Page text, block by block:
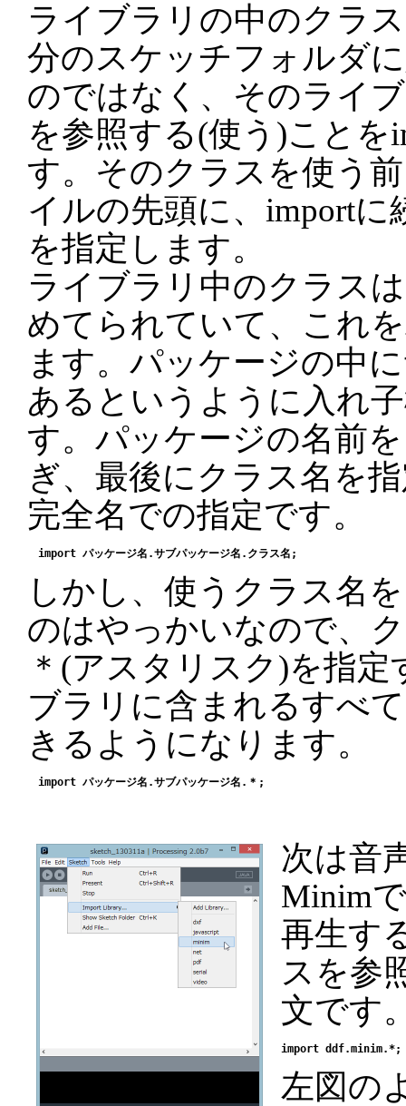
ライブラリの中のクラ
分のスケッチフォルダ
のではなく、そのライ
を参照する(使う)ことを
す。そのクラスを使う
イルの先頭に、import
を指定します。
ライブラリ中のクラス
めてられていて、これ
ます。パッケージの中
あるというように入れ
す。パッケージの名前
ぎ、最後にクラス名を
完全名での指定です。
しかし、使うクラス名
のはやっかいなので、
＊(アスタリスク)を指
ブラリに含まれるすべ
きるようになります。
次は音
Minim
再生す
スを参
文です
左図の